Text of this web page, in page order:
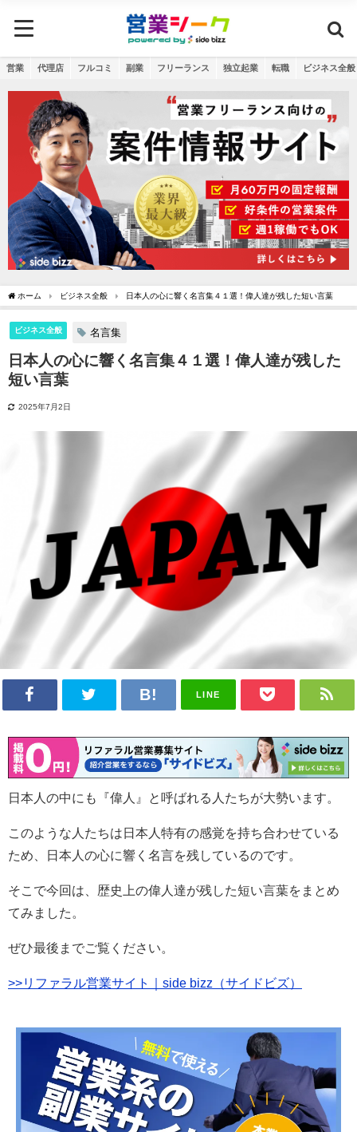
営業 代理店 フルコミ 副業 フリーランス 独立起業 転職 ビジネス全般
ホーム ビジネス全般 日本人の心に響く名言集４１選！偉人達が残した短い言葉
ビジネス全般 名言集
日本人の心に響く名言集４１選！偉人達が残した
短い言葉
2025年7月2日
LINE
日本人の中にも『偉人』と呼ばれる人たちが大勢います。
このような人たちは日本人特有の感覚を持ち合わせている
ため、日本人の心に響く名言を残しているのです。
そこで今回は、歴史上の偉人達が残した短い言葉をまとめ
てみました。
ぜひ最後までご覧ください。
>>リファラル営業サイト｜side bizz（サイドビズ）